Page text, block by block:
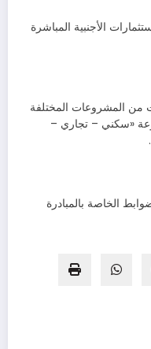
الأجنبية المباشرة
المشروعات المختلفة
«سكني – تجاري –
الخاصة بالمبادرة